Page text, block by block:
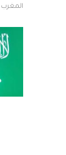
المغرب